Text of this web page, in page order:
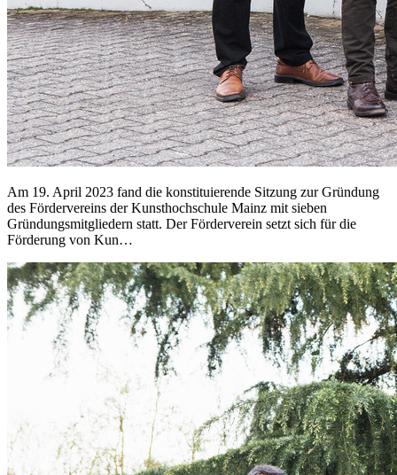
Am 19. April 2023 fand die konstituierende Sitzung zur Gründung
des Fördervereins der Kunsthochschule Mainz mit sieben
Gründungsmitgliedern statt. Der Förderverein setzt sich für die
Förderung von Kun…